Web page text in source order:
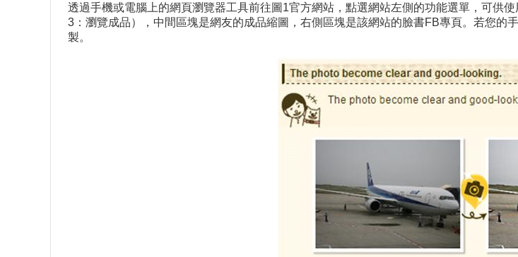
透過手機或電腦上的網頁瀏覽器工具前往圖1官方網站，點選網站左側的功能選單，可供
3：瀏覽成品），中間區塊是網友的成品縮圖，右側區塊是該網站的臉書FB專頁。若您
製。